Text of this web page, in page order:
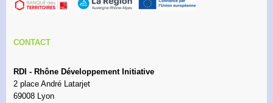
CONTACT
RDI - Rhône Développement Initiative
2 place André Latarjet
69008 Lyon